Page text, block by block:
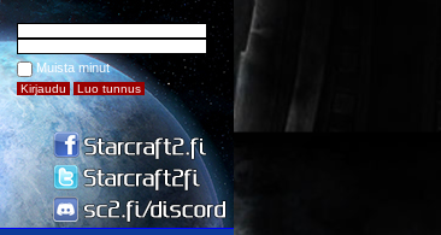
Muista minut